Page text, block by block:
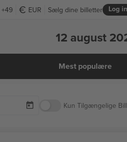
+49 EUR Log
Sælg dine billetter
12 august
Mest populære
Kun Tilgængelige